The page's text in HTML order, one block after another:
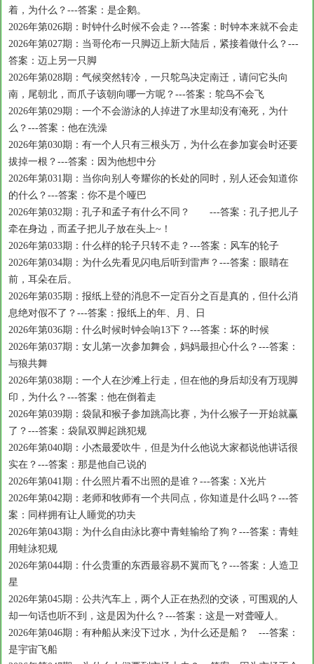
着，为什么？---答案：是企鹅。
2026年第026期：时钟什么时候不会走？---答案：时钟本来就不会走
2026年第027期：当哥伦布一只脚迈上新大陆后，紧接着做什么？---
答案：迈上另一只脚
2026年第028期：气候突然转冷，一只鸵鸟决定南迁，请问它头向
南，尾朝北，而爪子该朝向哪一方呢？---答案：鸵鸟不会飞
2026年第029期：一个不会游泳的人掉进了水里却没有淹死，为什
么？---答案：他在洗澡
2026年第030期：有一个人只有三根头万，为什么在参加宴会时还要
拔掉一根？---答案：因为他想中分
2026年第031期：当你向别人夸耀你的长处的同时，别人还会知道你
的什么？---答案：你不是个哑巴
2026年第032期：孔子和孟子有什么不同？ ---答案：孔子把儿子
牵在身边，而孟子把儿子放在头上~！
2026年第033期：什么样的轮子只转不走？---答案：风车的轮子
2026年第034期：为什么先看见闪电后听到雷声？---答案：眼睛在
前，耳朵在后。
2026年第035期：报纸上登的消息不一定百分之百是真的，但什么消
息绝对假不了？---答案：报纸上的年、月、日
2026年第036期：什么时候时钟会响13下？---答案：坏的时候
2026年第037期：女儿第一次参加舞会，妈妈最担心什么？---答案：
与狼共舞
2026年第038期：一个人在沙滩上行走，但在他的身后却没有万现脚
印，为什么？---答案：他在倒着走
2026年第039期：袋鼠和猴子参加跳高比赛，为什么猴子一开始就赢
了？---答案：袋鼠双脚起跳犯规
2026年第040期：小杰最爱吹牛，但是为什么他说大家都说他讲话很
实在？---答案：那是他自己说的
2026年第041期：什么照片看不出照的是谁？---答案：X光片
2026年第042期：老师和牧师有一个共同点，你知道是什么吗？---答
案：同样拥有让人睡觉的功夫
2026年第043期：为什么自由泳比赛中青蛙输给了狗？---答案：青蛙
用蛙泳犯规
2026年第044期：什么贵重的东西最容易不翼而飞？---答案：人造卫
星
2026年第045期：公共汽车上，两个人正在热烈的交谈，可围观的人
却一句话也听不到，这是因为什么？---答案：这是一对聋哑人。
2026年第046期：有种船从来没下过水，为什么还是船？ ---答案：
是宇宙飞船